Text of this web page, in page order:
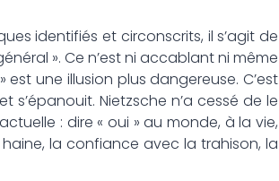
identifiés et circonscrits, il s’agit de
». Ce n’est ni accablant ni même
une illusion plus dangereuse. C’est
Nietzsche n’a cessé de le
: dire « oui » au monde, à la vie,
la confiance avec la trahison, la